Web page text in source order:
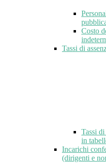
Costo
Tassi di
Tassi
in
Incarichi
(dirigenti e